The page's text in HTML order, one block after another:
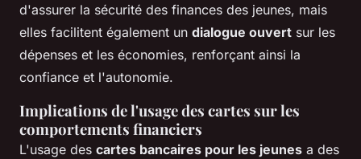
d'assurer la sécurité des finances des jeunes, mais
elles facilitent également un dialogue ouvert sur les
dépenses et les économies, renforçant ainsi la
confiance et l'autonomie.
Implications de l'usage des cartes sur les
comportements financiers
L'usage des cartes bancaires pour les jeunes a des